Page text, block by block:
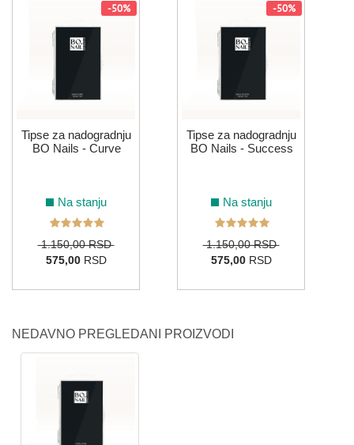
-50%
Tipse za nadogradnju
BO Nails - Curve
Na stanju
1.150,00 RSD
575,00RSD
-50%
Tipse za nadogradnju
BO Nails - Success
Na stanju
1.150,00 RSD
575,00RSD
NEDAVNO PREGLEDANI PROIZVODI